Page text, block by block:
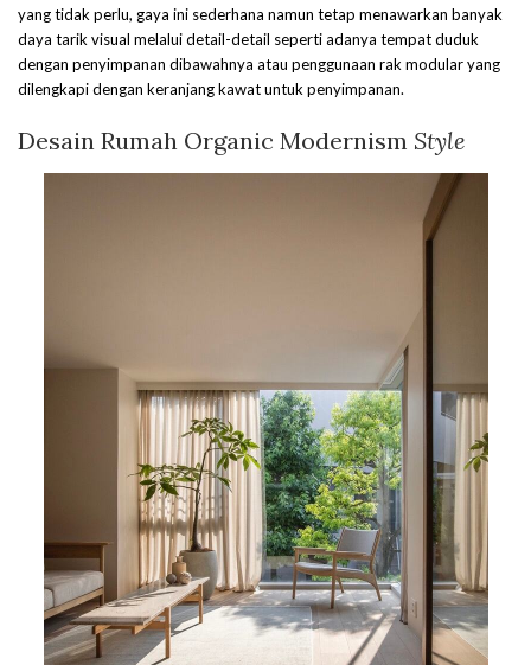
yang tidak perlu, gaya ini sederhana namun tetap menawarkan banyak
daya tarik visual melalui detail-detail seperti adanya tempat duduk
dengan penyimpanan dibawahnya atau penggunaan rak modular yang
dilengkapi dengan keranjang kawat untuk penyimpanan.
Desain Rumah Organic Modernism Style